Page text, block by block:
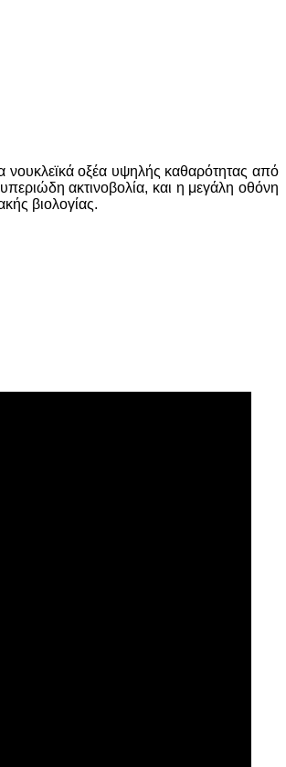
νουκλεϊκά οξέα υψηλής καθαρότητας από
ακτινοβολία, και η μεγάλη οθόνη
βιολογίας.